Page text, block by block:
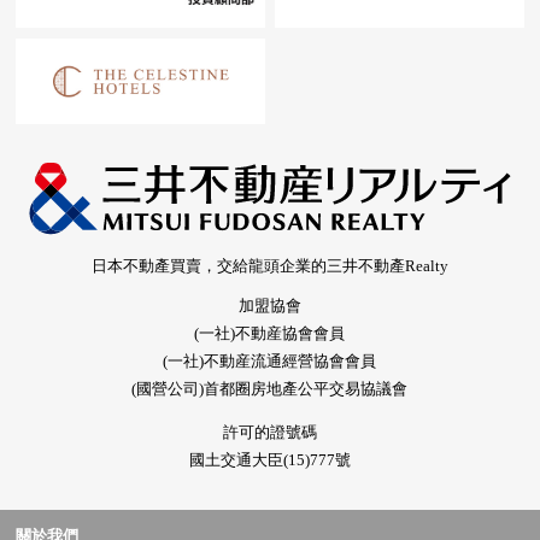
日本不動產買賣，交給龍頭企業的三井不動產Realty
加盟協會
(一社)不動産協會會員
(一社)不動産流通經營協會會員
(國營公司)首都圈房地產公平交易協議會
許可的證號碼
國土交通大臣(15)777號
關於我們